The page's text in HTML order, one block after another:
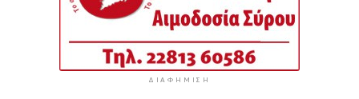
ΔΙΑΦΉΜΙΣΗ